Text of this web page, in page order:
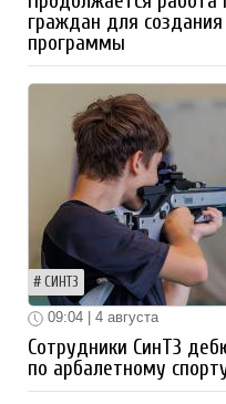
граждан для
программы
СИНТЗ
09:04 | 4 августа
Сотрудники СинТЗ
по арбалетному